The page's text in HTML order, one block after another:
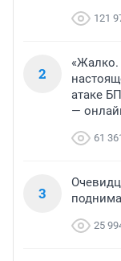
121
2
«Жалко.
атаке
—
61
3
25